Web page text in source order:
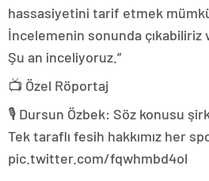
hassasiyetini tarif etmek
İncelemenin sonunda çıkabiliriz
Şu an inceliyoruz.”
📺 Özel Röportaj
🎙️ Dursun Özbek: Söz konusu
Tek taraflı fesih hakkımız her
pic.twitter.com/fqwhmbd4ol